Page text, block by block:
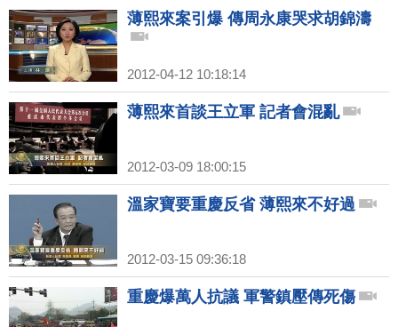
薄熙來案引爆 傳周永康哭求胡錦濤
2012-04-12 10:18:14
薄熙來首談王立軍 記者會混亂
2012-03-09 18:00:15
溫家寶要重慶反省 薄熙來不好過
2012-03-15 09:36:18
重慶爆萬人抗議 軍警鎮壓傳死傷